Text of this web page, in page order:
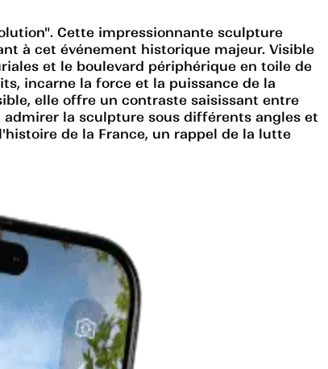
Cette impressionnante sculpture
à cet événement historique majeur. Visible
et le boulevard périphérique en toile de
incarne la force et la puissance de la
elle offre un contraste saisissant entre
la sculpture sous différents angles et
de la France, un rappel de la lutte